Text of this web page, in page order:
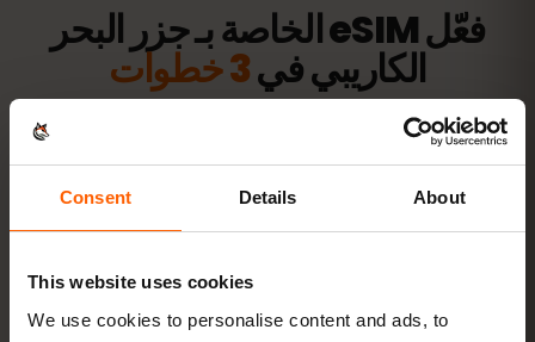
Consent Details About
This website uses cookies
We use cookies to personalise content and ads, to
فعّل eSIM الخاصة بـ جزر البحر
الكاريبي في3 خطوات
جاهزة خلال دقائق — دون شريحة SIM فعلية.